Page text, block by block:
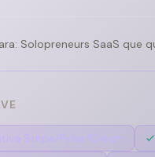
Solopreneurs SaaS que
Stripe/Polar/Creem